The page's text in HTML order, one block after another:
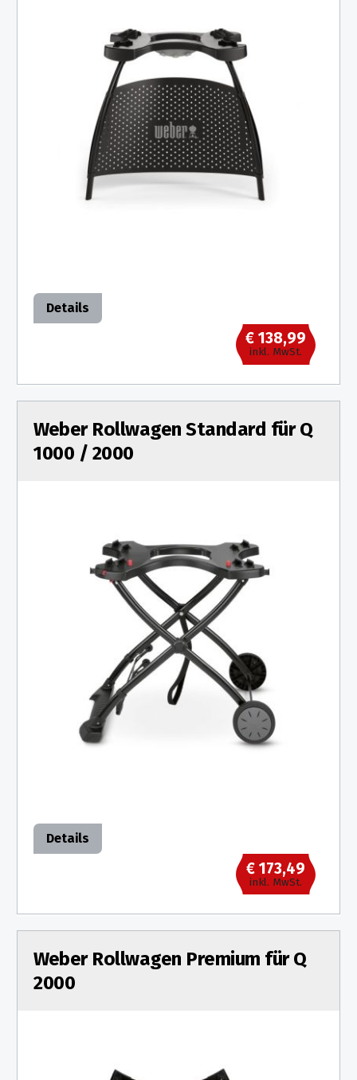
Details
€ 138,99
inkl. MwSt.
Weber Rollwagen Standard für Q
1000 / 2000
Details
€ 173,49
inkl. MwSt.
Weber Rollwagen Premium für Q
2000